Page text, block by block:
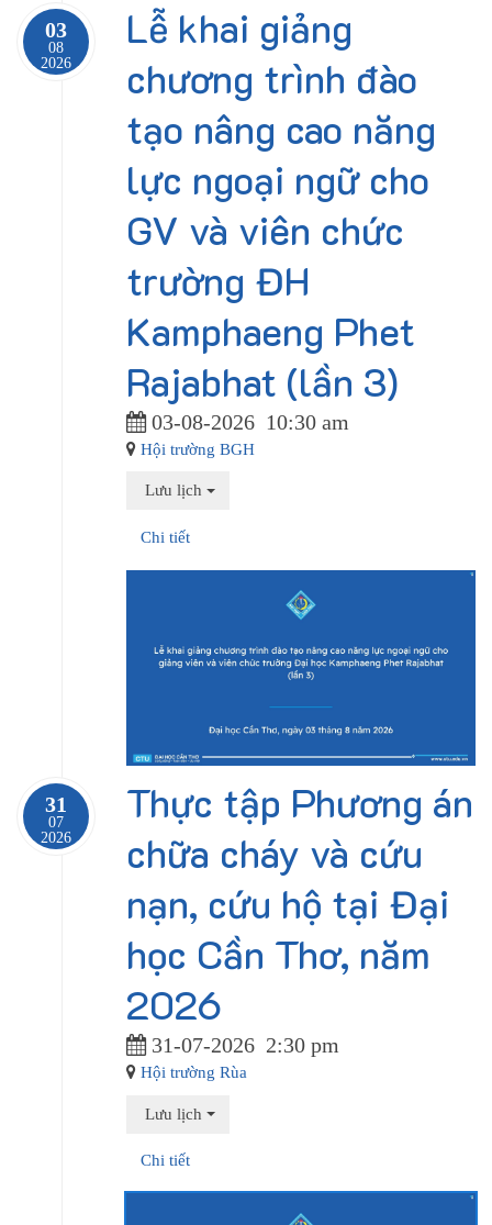
03
08
2026
Lễ khai giảng
chương trình đào
tạo nâng cao năng
lực ngoại ngữ cho
GV và viên chức
trường ĐH
Kamphaeng Phet
Rajabhat (lần 3)
03-08-2026 10:30 am
Hội trường BGH
Lưu lịch
Chi tiết
31
07
2026
Thực tập Phương án
chữa cháy và cứu
nạn, cứu hộ tại Đại
học Cần Thơ, năm
2026
31-07-2026 2:30 pm
Hội trường Rùa
Lưu lịch
Chi tiết